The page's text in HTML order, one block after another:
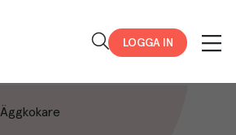
LOGGA IN
Äggkokare